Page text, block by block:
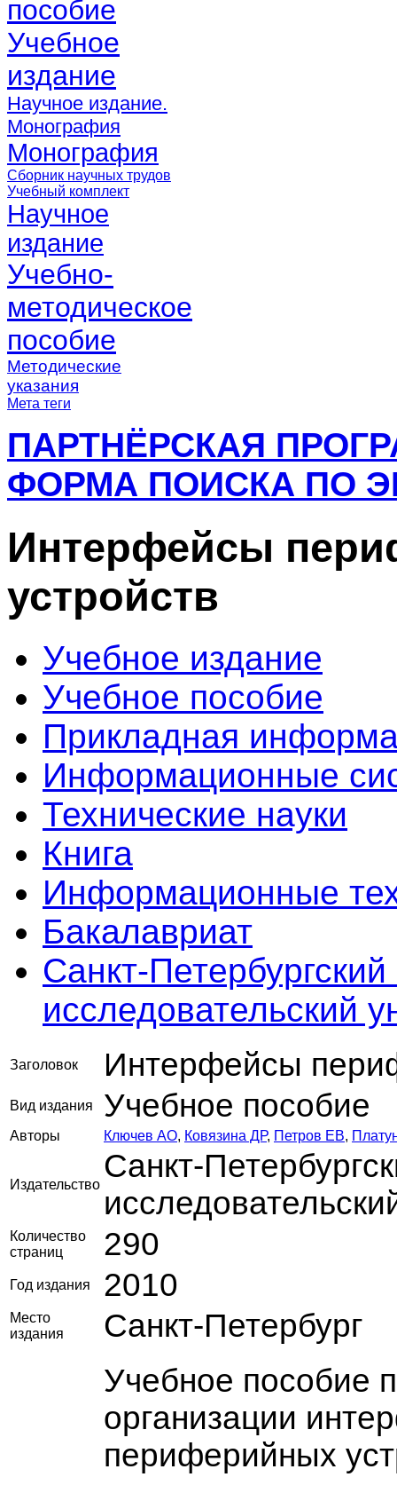
пособие
Учебное
издание
Научное издание.
Монография
Монография
Сборник научных трудов
Учебный комплект
Научное
издание
Учебно-
методическое
пособие
Методические
указания
Мета теги
ПАРТНЁРСКАЯ
ФОРМА ПОИСКА ПО
Интерфейсы
устройств
Учебное издание
Учебное пособие
Прикладная
Информационные
Технические науки
Книга
Информационные
Бакалавриат
Санкт-
исследовательский
Заголовок Интерфейсы
Вид издания Учебное пособие
Авторы Ключев АО, Ковязина ДР, Петров ЕВ,
Издательство
Санкт-
Количество
страниц
290
Год издания 2010
Место
издания
Санкт-Петербург
Учебное пособие
организации
периферийных